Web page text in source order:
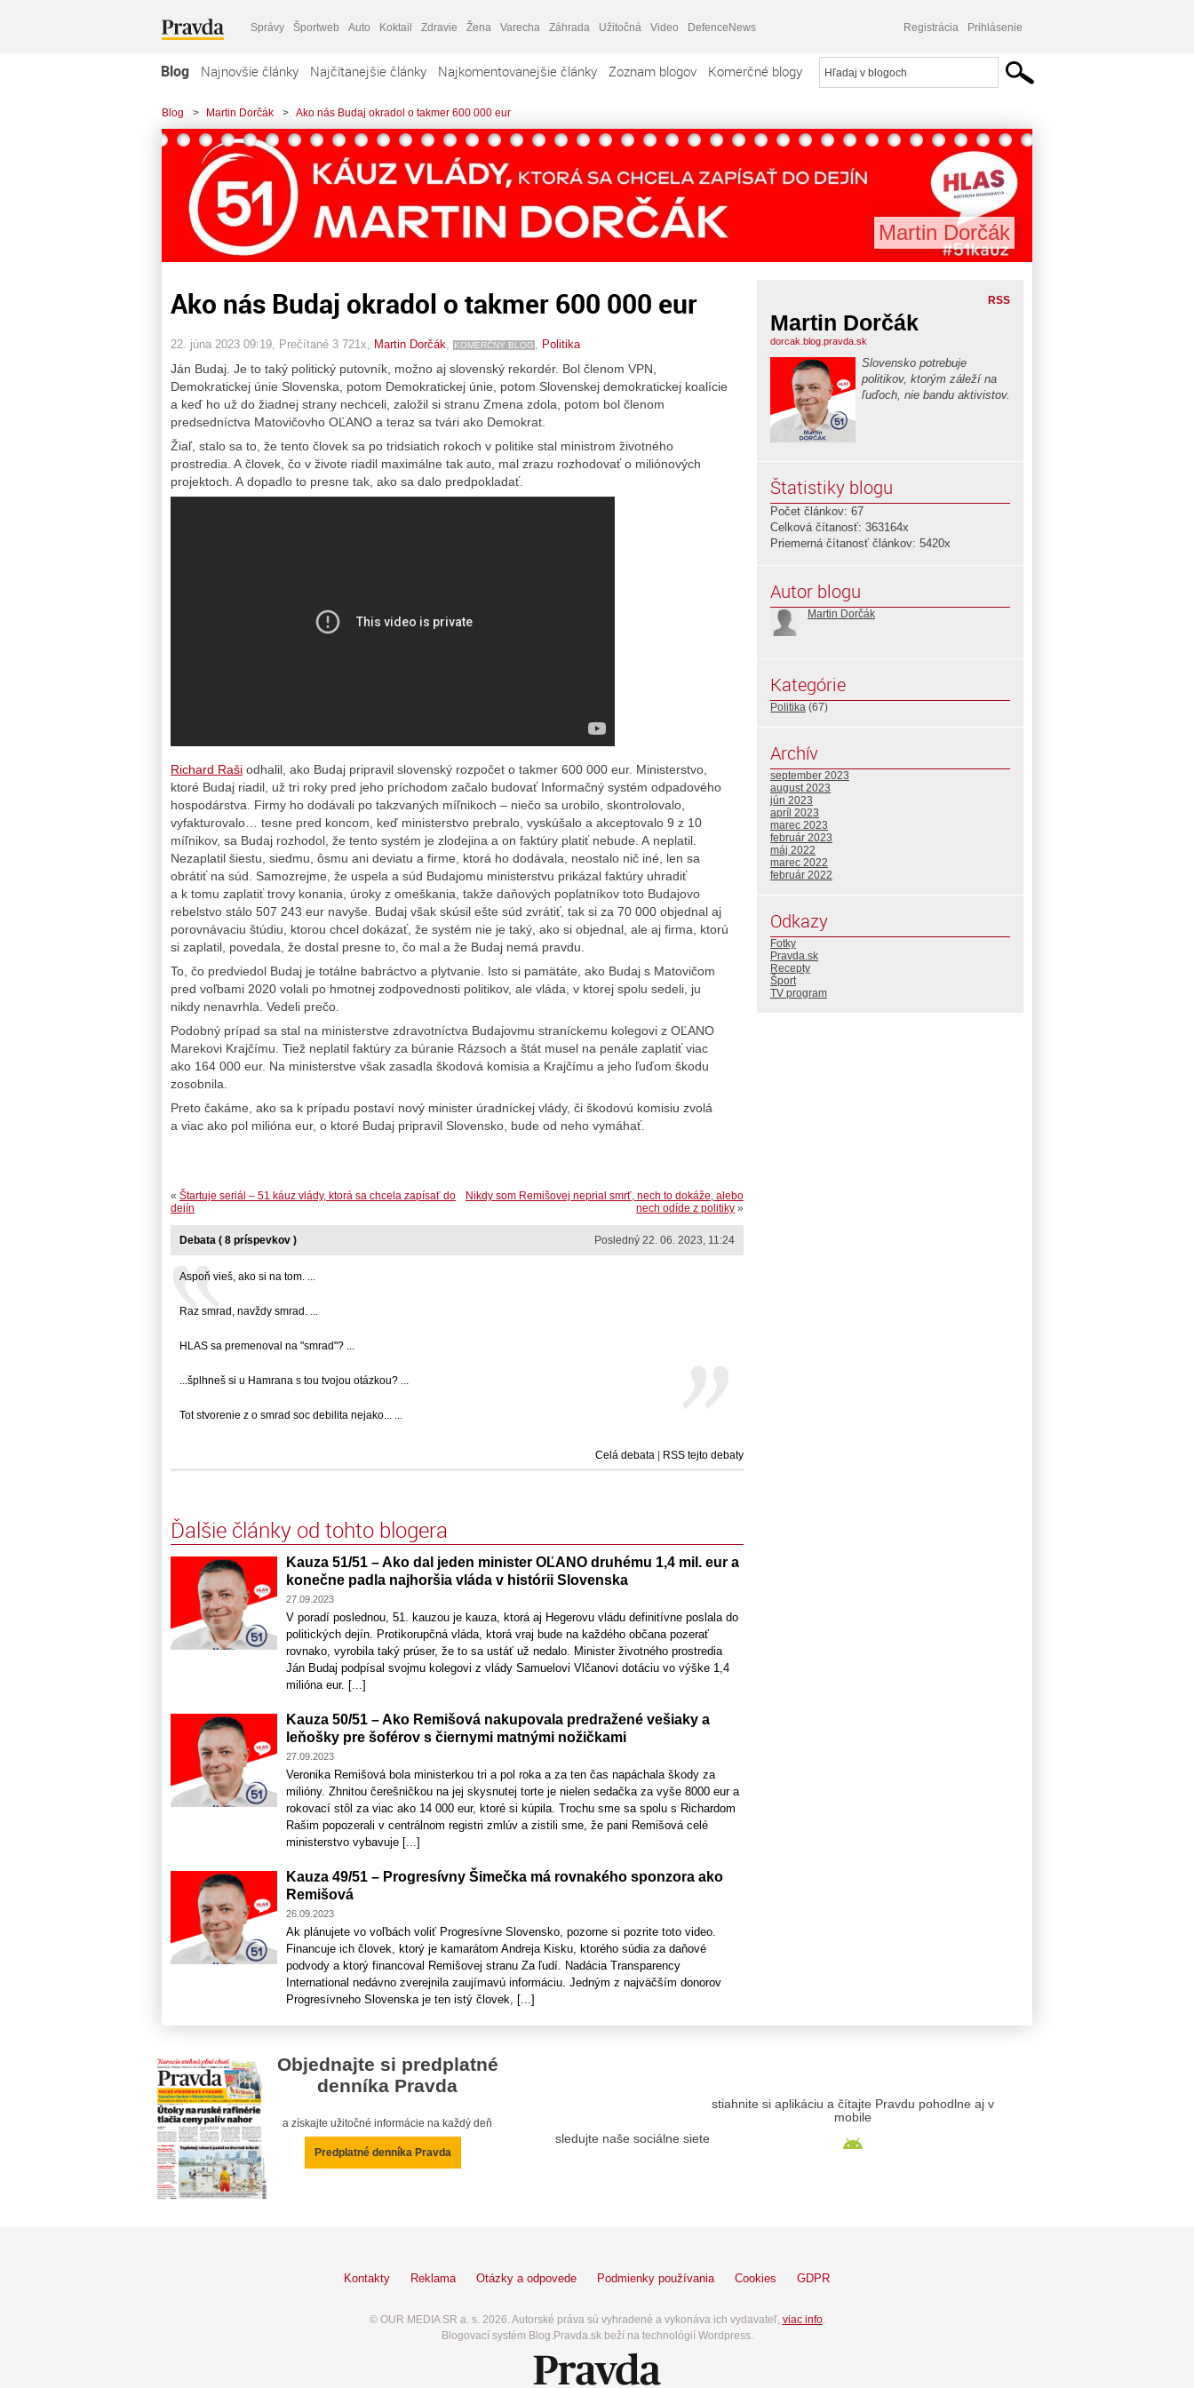
Správy Športweb Auto Koktail Zdravie Žena Varecha Záhrada Užitočná Video DefenceNews Registrácia Prihlásenie
Blog Najnovšie články Najčítanejšie články Najkomentovanejšie články Zoznam blogov Komerčné blogy
Blog > Martin Dorčák > Ako nás Budaj okradol o takmer 600 000 eur
Martin Dorčák
Ako nás Budaj okradol o takmer 600 000 eur
22. júna 2023 09:19 , Prečítané 3 721x, Martin Dorčák KOMERČNÝ BLOG Politika
Ján Budaj. Je to taký politický putovník, možno aj slovenský rekordér. Bol členom VPN,
Demokratickej únie Slovenska, potom Demokratickej únie, potom Slovenskej demokratickej koalície
a keď ho už do žiadnej strany nechceli, založil si stranu Zmena zdola, potom bol členom
predsedníctva Matovičovho OĽANO a teraz sa tvári ako Demokrat.
Žiaľ, stalo sa to, že tento človek sa po tridsiatich rokoch v politike stal ministrom životného
prostredia. A človek, čo v živote riadil maximálne tak auto, mal zrazu rozhodovať o miliónových
projektoch. A dopadlo to presne tak, ako sa dalo predpokladať.
Richard Raši odhalil, ako Budaj pripravil slovenský rozpočet o takmer 600 000 eur. Ministerstvo,
ktoré Budaj riadil, už tri roky pred jeho príchodom začalo budovať Informačný systém odpadového
hospodárstva. Firmy ho dodávali po takzvaných míľnikoch – niečo sa urobilo, skontrolovalo,
vyfakturovalo… tesne pred koncom, keď ministerstvo prebralo, vyskúšalo a akceptovalo 9 z 10
míľnikov, sa Budaj rozhodol, že tento systém je zlodejina a on faktúry platiť nebude. A neplatil.
Nezaplatil šiestu, siedmu, ôsmu ani deviatu a firme, ktorá ho dodávala, neostalo nič iné, len sa
obrátiť na súd. Samozrejme, že uspela a súd Budajomu ministerstvu prikázal faktúry uhradiť
a k tomu zaplatiť trovy konania, úroky z omeškania, takže daňových poplatníkov toto Budajovo
rebelstvo stálo 507 243 eur navyše. Budaj však skúsil ešte súd zvrátiť, tak si za 70 000 objednal aj
porovnávaciu štúdiu, ktorou chcel dokázať, že systém nie je taký, ako si objednal, ale aj firma, ktorú
si zaplatil, povedala, že dostal presne to, čo mal a že Budaj nemá pravdu.
To, čo predviedol Budaj je totálne babráctvo a plytvanie. Isto si pamätáte, ako Budaj s Matovičom
pred voľbami 2020 volali po hmotnej zodpovednosti politikov, ale vláda, v ktorej spolu sedeli, ju
nikdy nenavrhla. Vedeli prečo.
Podobný prípad sa stal na ministerstve zdravotníctva Budajovmu straníckemu kolegovi z OĽANO
Marekovi Krajčímu. Tiež neplatil faktúry za búranie Rázsoch a štát musel na penále zaplatiť viac
ako 164 000 eur. Na ministerstve však zasadla škodová komisia a Krajčímu a jeho ľuďom škodu
zosobnila.
Preto čakáme, ako sa k prípadu postaví nový minister úradníckej vlády, či škodovú komisiu zvolá
a viac ako pol milióna eur, o ktoré Budaj pripravil Slovensko, bude od neho vymáhať.
Nikdy som Remišovej neprial smrť, nech to dokáže, alebo
nech odíde z politiky »
« Štartuje seriál – 51 káuz vlády, ktorá sa chcela zapísať do
dejín
Posledný 22. 06. 2023, 11:24
Debata ( 8 príspevkov )
Aspoň vieš, ako si na tom. ...
Raz smrad, navždy smrad. ...
HLAS sa premenoval na "smrad"? ...
...šplhneš si u Hamrana s tou tvojou otázkou? ...
Tot stvorenie z o smrad soc debilita nejako... ...
Celá debata RSS tejto debaty
Ďalšie články od tohto blogera
Kauza 51/51 – Ako dal jeden minister OĽANO druhému 1,4 mil. eur a
konečne padla najhoršia vláda v histórii Slovenska
27.09.2023
V poradí poslednou, 51. kauzou je kauza, ktorá aj Hegerovu vládu definitívne poslala do
politických dejín. Protikorupčná vláda, ktorá vraj bude na každého občana pozerať
rovnako, vyrobila taký prúser, že to sa ustáť už nedalo. Minister životného prostredia
Ján Budaj podpísal svojmu kolegovi z vlády Samuelovi Vlčanovi dotáciu vo výške 1,4
milióna eur. [...]
Kauza 50/51 – Ako Remišová nakupovala predražené vešiaky a
leňošky pre šoférov s čiernymi matnými nožičkami
27.09.2023
Veronika Remišová bola ministerkou tri a pol roka a za ten čas napáchala škody za
milióny. Zhnitou čerešničkou na jej skysnutej torte je nielen sedačka za vyše 8000 eur a
rokovací stôl za viac ako 14 000 eur, ktoré si kúpila. Trochu sme sa spolu s Richardom
Rašim popozerali v centrálnom registri zmlúv a zistili sme, že pani Remišová celé
ministerstvo vybavuje [...]
Kauza 49/51 – Progresívny Šimečka má rovnakého sponzora ako
Remišová
26.09.2023
Ak plánujete vo voľbách voliť Progresívne Slovensko, pozorne si pozrite toto video.
Financuje ich človek, ktorý je kamarátom Andreja Kisku, ktorého súdia za daňové
podvody a ktorý financoval Remišovej stranu Za ľudí. Nadácia Transparency
International nedávno zverejnila zaujímavú informáciu. Jedným z najväčším donorov
Progresívneho Slovenska je ten istý človek, [...]
RSS
Martin Dorčák
dorcak.blog.pravda.sk
Slovensko potrebuje
politikov, ktorým záleží na
ľuďoch, nie bandu aktivistov.
Štatistiky blogu
Počet článkov: 67
Celková čítanosť: 363164x
Priemerná čítanosť článkov: 5420x
Autor blogu
Martin Dorčák
Kategórie
Politika (67)
Archív
september 2023
august 2023
jún 2023
apríl 2023
marec 2023
február 2023
máj 2022
marec 2022
február 2022
Odkazy
Fotky
Pravda.sk
Recepty
Šport
TV program
Objednajte si predplatné
denníka Pravda
a získajte užitočné informácie na každý deň
Predplatné denníka Pravda
sledujte naše sociálne siete
stiahnite si aplikáciu a čítajte Pravdu pohodlne aj v
mobile
Kontakty Reklama Otázky a odpovede Podmienky používania Cookies GDPR
© OUR MEDIA SR a. s. 2026. Autorské práva sú vyhradené a vykonáva ich vydavateľ, viac info.
Blogovací systém Blog.Pravda.sk beží na technológií Wordpress.